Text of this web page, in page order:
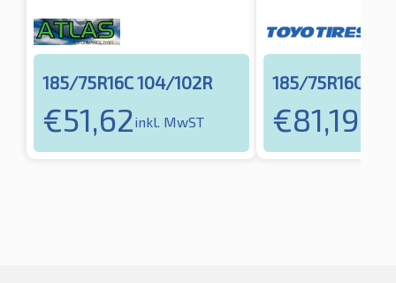
185/75R16C 104/102R
€51,62 inkl. MwST
185/75R16C
€81,19